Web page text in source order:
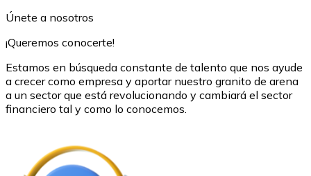
Únete a nosotros
¡Queremos conocerte!
Estamos en búsqueda constante de talento que nos ayude
a crecer como empresa y aportar nuestro granito de arena
a un sector que está revolucionando y cambiará el sector
financiero tal y como lo conocemos.